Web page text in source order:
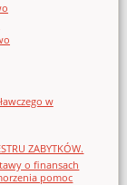
w
ZABYTKÓW.
o finansach
pomoc